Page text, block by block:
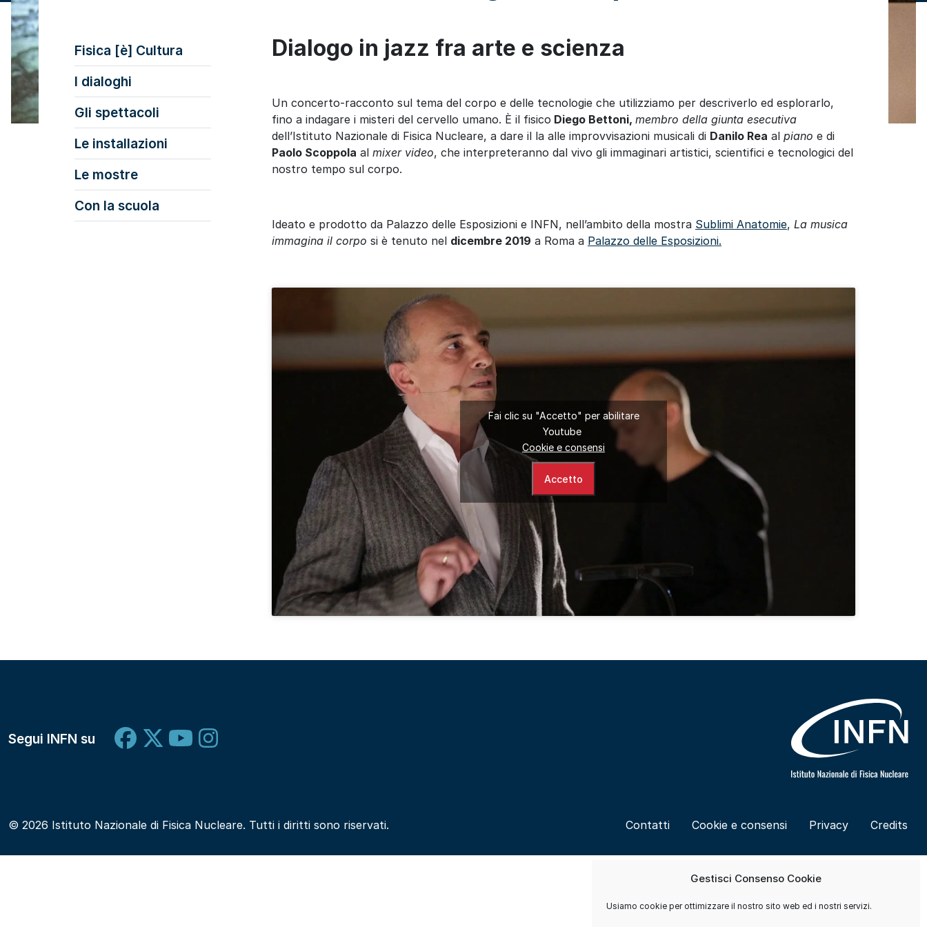
Gestisci Consenso Cookie
Usiamo cookie per ottimizzare il nostro sito web ed i nostri servizi.
Fisica [è] Cultura
I dialoghi
Gli spettacoli
Le installazioni
Le mostre
Con la scuola
Dialogo in jazz fra arte e scienza
Un concerto-racconto sul tema del corpo e delle tecnologie che utilizziamo per descriverlo ed esplorarlo,
fino a indagare i misteri del cervello umano. È il fisico Diego Bettoni, membro della giunta esecutiva
dell’Istituto Nazionale di Fisica Nucleare, a dare il la alle improvvisazioni musicali di Danilo Rea al piano e di
Paolo Scoppola al mixer video, che interpreteranno dal vivo gli immaginari artistici, scientifici e tecnologici del
nostro tempo sul corpo.
Ideato e prodotto da Palazzo delle Esposizioni e INFN, nell’ambito della mostra Sublimi Anatomie, La musica
immagina il corpo si è tenuto nel dicembre 2019 a Roma a Palazzo delle Esposizioni.
Fai clic su "Accetto" per abilitare
Youtube
Cookie e consensi
Accetto
Segui INFN su
Contatti Cookie e consensi Privacy Credits
© 2026 Istituto Nazionale di Fisica Nucleare. Tutti i diritti sono riservati.